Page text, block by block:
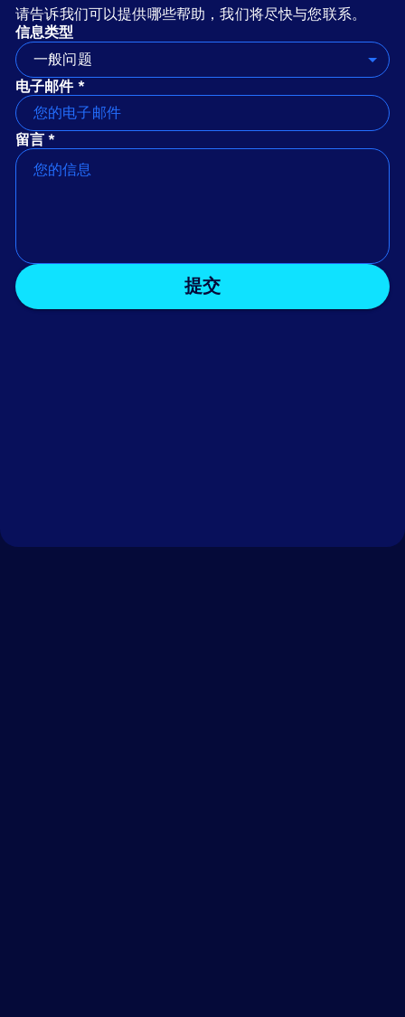
请告诉我们可以提供哪些帮助，我们将尽快与您联系。
信息类型
一般问题
电子邮件 *
留言 *
提交